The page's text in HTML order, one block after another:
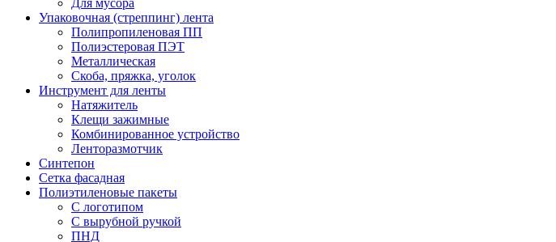
Для мусора
Упаковочная (стреппинг) лента
Полипропиленовая ПП
Полиэстеровая ПЭТ
Металлическая
Скоба, пряжка, уголок
Инструмент для ленты
Натяжитель
Клещи зажимные
Комбинированное устройство
Ленторазмотчик
Синтепон
Сетка фасадная
Полиэтиленовые пакеты
С логотипом
С вырубной ручкой
ПНД